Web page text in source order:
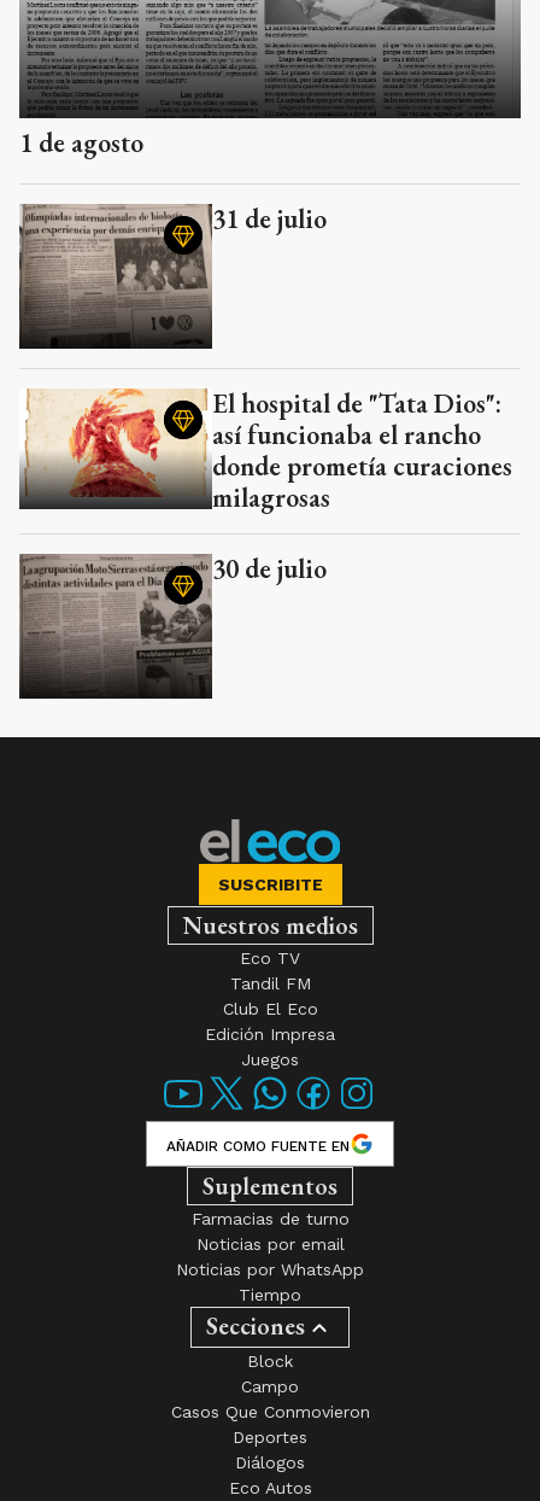
1 de agosto
31 de julio
El hospital de "Tata Dios":
así funcionaba el rancho
donde prometía curaciones
milagrosas
30 de julio
SUSCRIBITE
Nuestros medios
Eco TV
Tandil FM
Club El Eco
Edición Impresa
Juegos
AÑADIR COMO FUENTE EN
Suplementos
Farmacias de turno
Noticias por email
Noticias por WhatsApp
Tiempo
Secciones
Block
Campo
Casos Que Conmovieron
Deportes
Diálogos
Eco Autos